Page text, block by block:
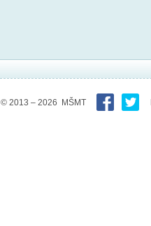
© 2013 – 2026 MŠMT